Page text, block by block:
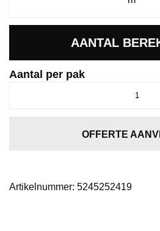
AANTAL
Aantal per pak
OFFERTE
Artikelnummer: 5245252419